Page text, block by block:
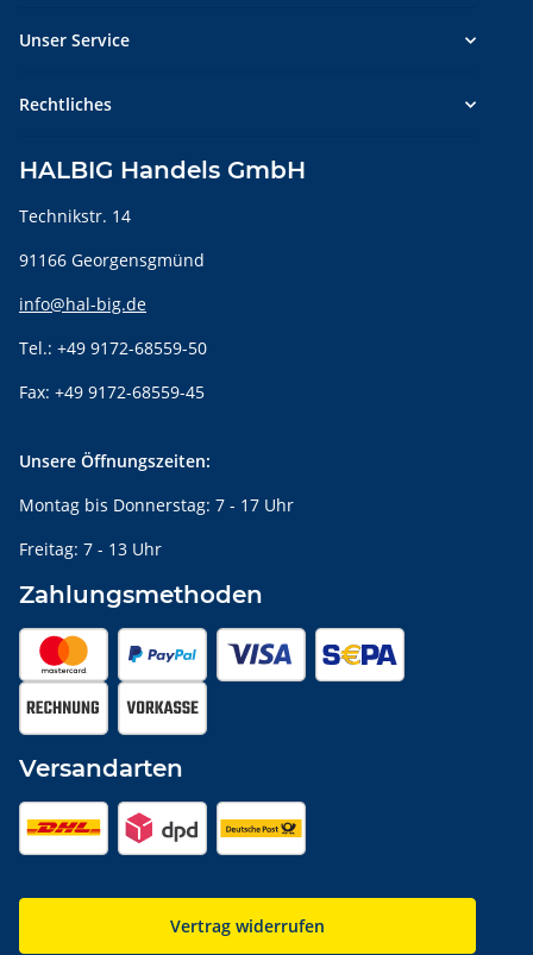
Unser Service
Rechtliches
HALBIG Handels GmbH
Technikstr. 14
91166 Georgensgmünd
info@hal-big.de
Tel.: +49 9172-68559-50
Fax: +49 9172-68559-45
Unsere Öffnungszeiten:
Montag bis Donnerstag: 7 - 17 Uhr
Freitag: 7 - 13 Uhr
Zahlungsmethoden
Versandarten
Vertrag widerrufen